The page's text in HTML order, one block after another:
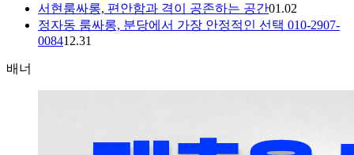
서현룸싸롱, 편안함과 격이 공존하는 공간01.02
정자동 룸싸롱, 분당에서 가장 안정적인 선택 010-2907-
008412.31
배너